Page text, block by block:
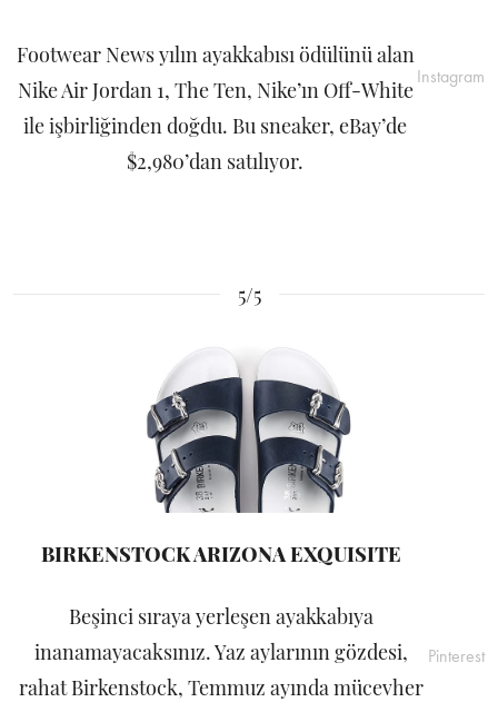
Footwear News yılın ayakkabısı ödülünü alan
Nike Air Jordan 1, The Ten, Nike’ın Off-White
ile işbirliğinden doğdu. Bu sneaker, eBay’de
$2,980’dan satılıyor.
Instagram
5/5
BIRKENSTOCK ARIZONA EXQUISITE
Beşinci sıraya yerleşen ayakkabıya
inanamayacaksınız. Yaz aylarının gözdesi,
rahat Birkenstock, Temmuz ayında mücevher
Pinterest